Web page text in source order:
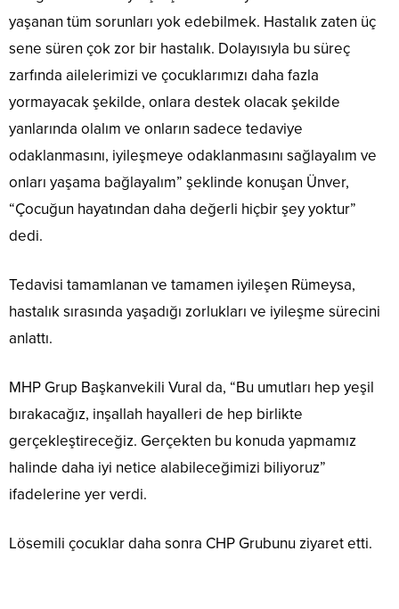
yaşanan tüm sorunları yok edebilmek. Hastalık zaten üç
sene süren çok zor bir hastalık. Dolayısıyla bu süreç
zarfında ailelerimizi ve çocuklarımızı daha fazla
yormayacak şekilde, onlara destek olacak şekilde
yanlarında olalım ve onların sadece tedaviye
odaklanmasını, iyileşmeye odaklanmasını sağlayalım ve
onları yaşama bağlayalım” şeklinde konuşan Ünver,
“Çocuğun hayatından daha değerli hiçbir şey yoktur”
dedi.
Tedavisi tamamlanan ve tamamen iyileşen Rümeysa,
hastalık sırasında yaşadığı zorlukları ve iyileşme sürecini
anlattı.
MHP Grup Başkanvekili Vural da, “Bu umutları hep yeşil
bırakacağız, inşallah hayalleri de hep birlikte
gerçekleştireceğiz. Gerçekten bu konuda yapmamız
halinde daha iyi netice alabileceğimizi biliyoruz”
ifadelerine yer verdi.
Lösemili çocuklar daha sonra CHP Grubunu ziyaret etti.